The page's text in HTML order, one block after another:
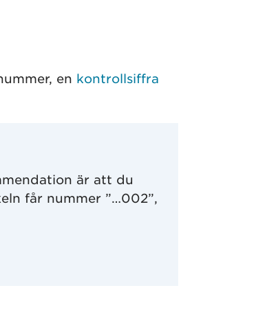
en kontrollsiffra
är att du
får nummer ”…002”,